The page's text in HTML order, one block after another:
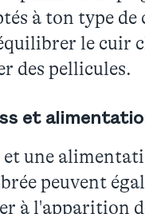
à ton type de
le cuir
des pellicules.
et
et une
peuvent
à l'apparition